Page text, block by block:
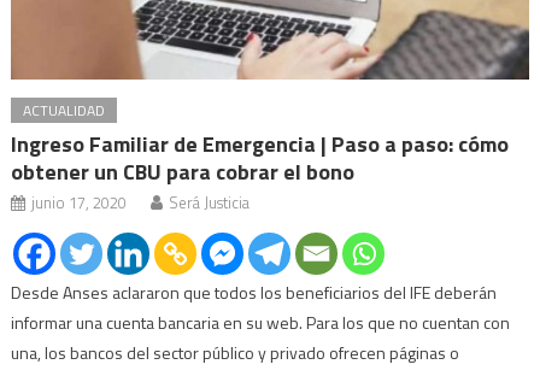
ACTUALIDAD
Ingreso Familiar de Emergencia | Paso a paso: cómo
obtener un CBU para cobrar el bono
junio 17, 2020 Será Justicia
Desde Anses aclararon que todos los beneficiarios del IFE deberán
informar una cuenta bancaria en su web. Para los que no cuentan con
una, los bancos del sector público y privado ofrecen páginas o